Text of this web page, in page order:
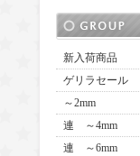
新入荷商品
ゲリラセール
～2mm
連 ～4mm
連 ～6mm